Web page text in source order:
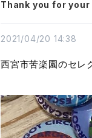
Thank you for your
2021/04/20 14:38
西宮市苦楽園のセレ